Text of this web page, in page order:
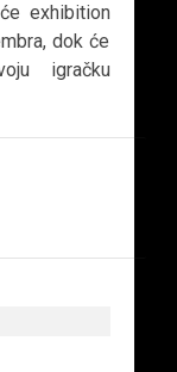
exhibition
dok će
igračku